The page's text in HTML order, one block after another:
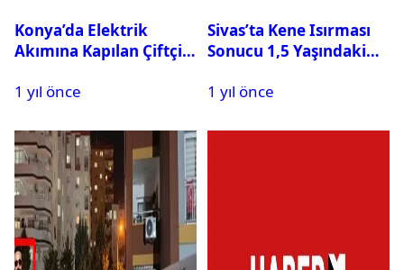
Konya’da Elektrik
Akımına Kapılan Çiftçi
1 yıl önce
Sivas’ta Kene Isırması
Sonucu 1,5 Yaşındaki
Kaybetti
1 yıl önce